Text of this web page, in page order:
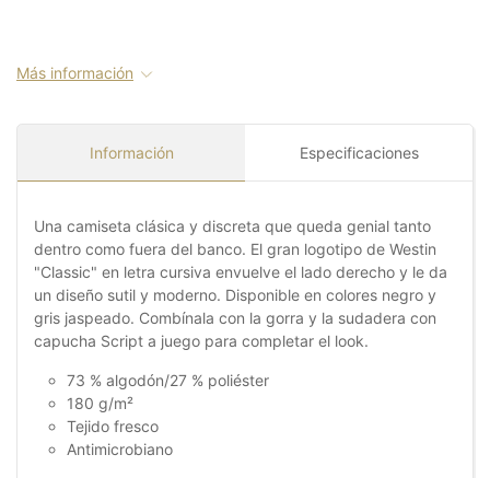
Más información
Información Especificaciones
Una camiseta clásica y discreta que queda genial tanto
dentro como fuera del banco. El gran logotipo de Westin
"Classic" en letra cursiva envuelve el lado derecho y le da
un diseño sutil y moderno. Disponible en colores negro y
gris jaspeado. Combínala con la gorra y la sudadera con
capucha Script a juego para completar el look.
73 % algodón/27 % poliéster
180 g/m²
Tejido fresco
Antimicrobiano